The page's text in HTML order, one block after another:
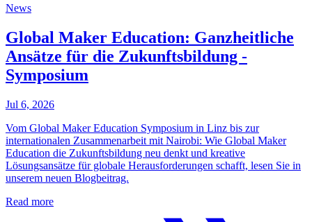
News
Global Maker Education: Ganzheitliche
Ansätze für die Zukunftsbildung -
Symposium
Jul 6, 2026
Vom Global Maker Education Symposium in Linz bis zur
internationalen Zusammenarbeit mit Nairobi: Wie Global Maker
Education die Zukunftsbildung neu denkt und kreative
Lösungsansätze für globale Herausforderungen schafft, lesen Sie in
unserem neuen Blogbeitrag.
Read more